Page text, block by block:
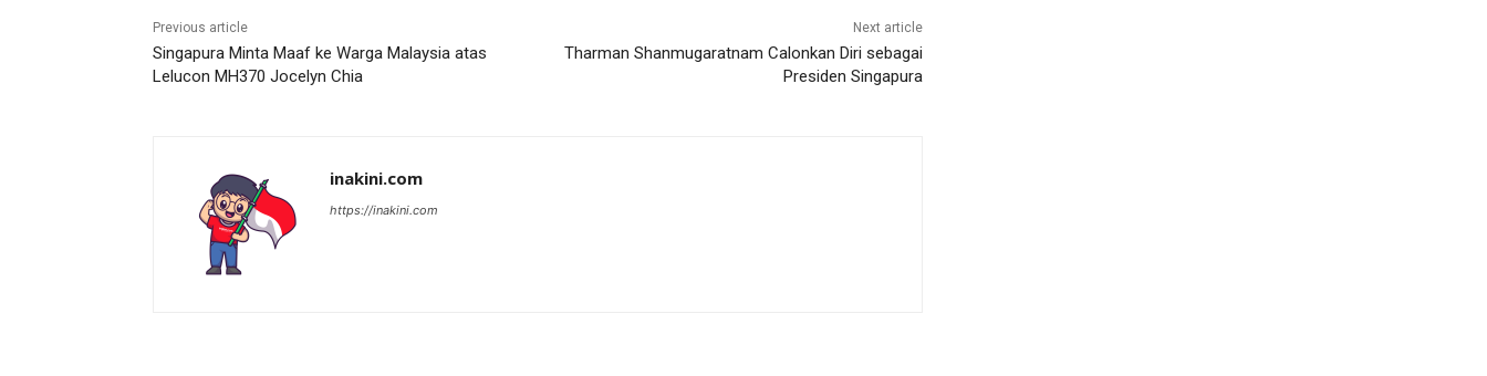
Previous article
Singapura Minta Maaf ke Warga Malaysia atas
Lelucon MH370 Jocelyn Chia
Next article
Tharman Shanmugaratnam Calonkan Diri sebagai
Presiden Singapura
inakini.com
https://inakini.com